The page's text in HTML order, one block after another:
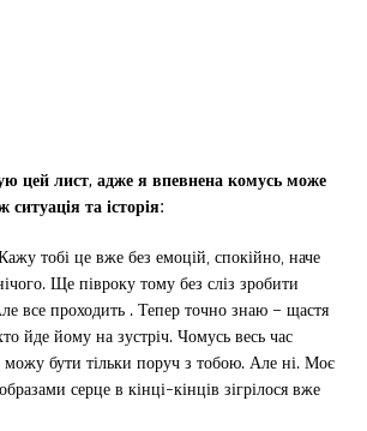
цей лист, адже я впевнена комусь може
та історія:
тобі це вже без емоцій, спокійно, наче
Ще півроку тому без сліз зробити
все проходить . Тепер точно знаю – щастя
йде йому на зустріч. Чомусь весь час
бути тільки поруч з тобою. Але ні. Моє
серце в кінці-кінців зігрілося вже